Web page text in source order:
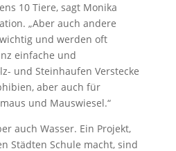
10 Tiere, sagt Monika
„Aber auch andere
und werden oft
einfache und
und Steinhaufen Verstecke
aber auch für
und Mauswiesel.“
auch Wasser. Ein Projekt,
Städten Schule macht, sind